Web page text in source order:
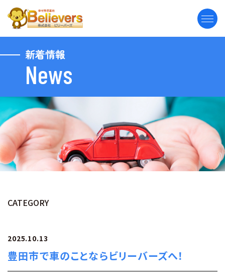
新着情報
News
2025.10.13
豊田市で車のことならビリーバーズへ！
CATEGORY